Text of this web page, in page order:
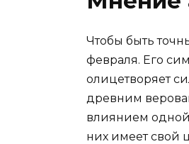
Чтобы быть
февраля. Его
олицетворяет
древним
влиянием одной
них имеет свой